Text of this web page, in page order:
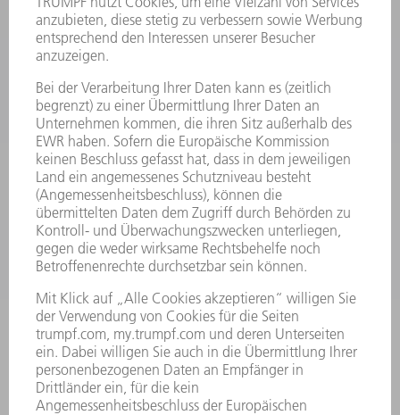
SICHERHEITSDATENBLÄTTER
PRODUKTE
MASCHINEN & SYSTEME
LEISTUNGSELEKTRONIK
ELEKTROWERKZEUGE
SMART FACTORY
SOFTWARE
SERVICES
ANWENDUNGEN
BRANCHEN
UNTERNEHMEN
KARRIERE
STELLENANGEBOTE
UNTERNEHMENSPROFIL
GESCHÄFTSBERICHT
UNTERNEHMENSGRUNDSÄTZE
COMPLIANCE
HINWEISGEBERSYSTEM
SECURITY
PRESSEMITTEILUNGEN
MAGAZINE